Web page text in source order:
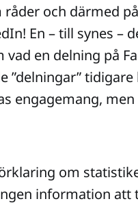
och därmed
En – till synes –
en delning på
”delningar”
engagemang,
om
information